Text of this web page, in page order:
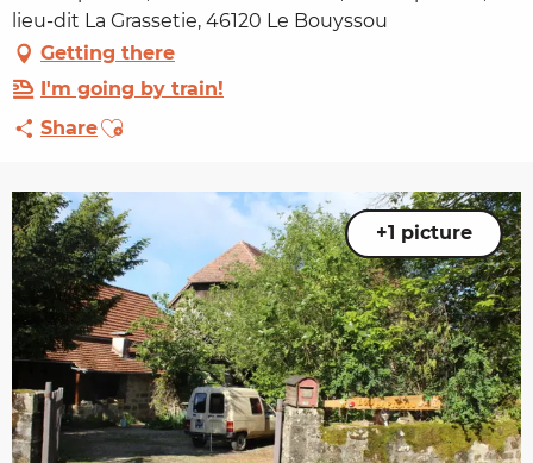
lieu-dit La Grassetie, 46120 Le Bouyssou
Getting there
I'm going by train!
ShareAjouter aux favoris
+1 picture